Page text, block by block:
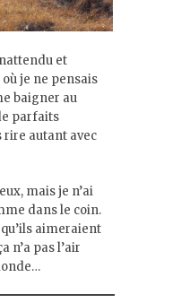
et
je ne pensais
baigner au
parfaits
rire autant avec
mais je n’ai
dans le coin.
aimeraient
n’a pas l’air